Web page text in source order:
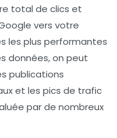
total de clics et
vers votre
les plus performantes
données, on peut
publications
et les pics de trafic
par de nombreux